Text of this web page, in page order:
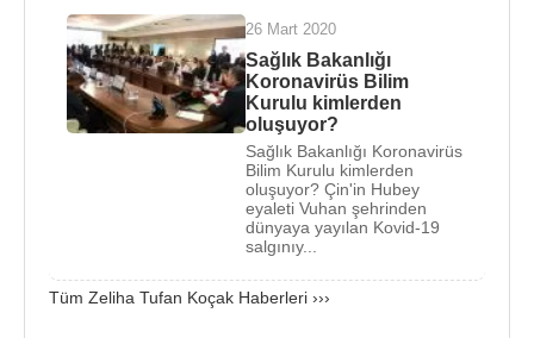
İnfeksiyon Hastalıkları Derneği, ESCMID Study
Group for Infections in Compromised Hosts,
ESCMID Study Group for Implant-Associated
Infections. Kemik-eklem enfeksiyonları, transplant
enfeksiyonları, viral enfeksiyonlar ve KBRN
akademik ilgi alanlarıdır. Tufan’ın 60’ın üzerinde
akademik yayını, 100’ün üzerinde bildirisi
bulunmaktadır. Prof. Dr. Zeliha Tufan Koçak, 2015
yılı Ocak ayında YÖK Genel Kurul Üyeliği’ne, 2016
yılı Kasım ayında YÖK Yürütme Kurulu üyeliğine
seçilmiştir. Kurul üyeliğine 2019 yılında tekrar
26 Mart 2020
Sağlık Bakanlığı
Koronavirüs Bilim
Kurulu kimlerden
oluşuyor?
Sağlık Bakanlığı Koronavirüs
Bilim Kurulu kimlerden
oluşuyor? Çin'in Hubey
eyaleti Vuhan şehrinden
dünyaya yayılan Kovid-19
salgınıy...
Tüm Zeliha Tufan Koçak Haberleri ›››